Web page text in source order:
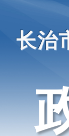
长治